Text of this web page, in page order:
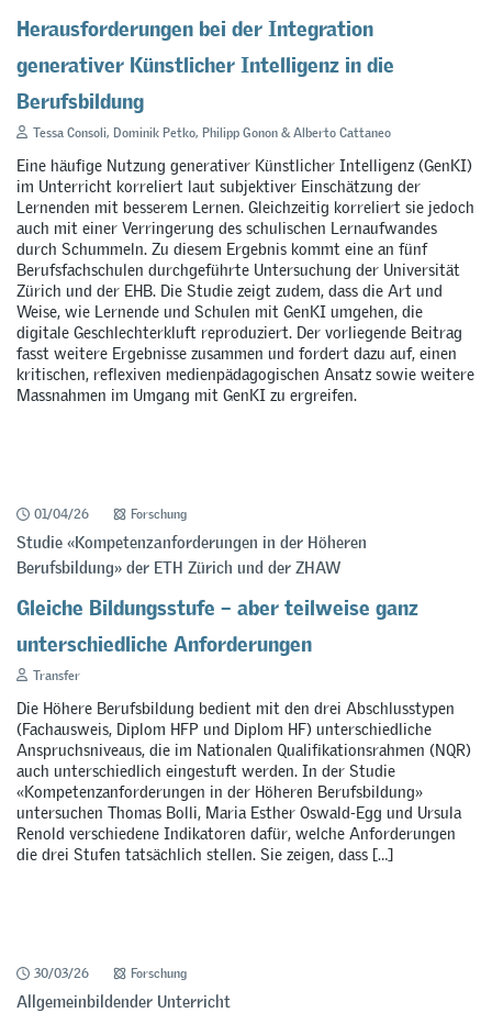
Herausforderungen bei der Integration
generativer Künstlicher Intelligenz in die
Berufsbildung
Tessa Consoli, Dominik Petko, Philipp Gonon & Alberto Cattaneo
Eine häufige Nutzung generativer Künstlicher Intelligenz (GenKI)
im Unterricht korreliert laut subjektiver Einschätzung der
Lernenden mit besserem Lernen. Gleichzeitig korreliert sie jedoch
auch mit einer Verringerung des schulischen Lernaufwandes
durch Schummeln. Zu diesem Ergebnis kommt eine an fünf
Berufsfachschulen durchgeführte Untersuchung der Universität
Zürich und der EHB. Die Studie zeigt zudem, dass die Art und
Weise, wie Lernende und Schulen mit GenKI umgehen, die
digitale Geschlechterkluft reproduziert. Der vorliegende Beitrag
fasst weitere Ergebnisse zusammen und fordert dazu auf, einen
kritischen, reflexiven medienpädagogischen Ansatz sowie weitere
Massnahmen im Umgang mit GenKI zu ergreifen.
01/04/26 Forschung
Studie «Kompetenzanforderungen in der Höheren
Berufsbildung» der ETH Zürich und der ZHAW
Gleiche Bildungsstufe – aber teilweise ganz
unterschiedliche Anforderungen
Transfer
Die Höhere Berufsbildung bedient mit den drei Abschlusstypen
(Fachausweis, Diplom HFP und Diplom HF) unterschiedliche
Anspruchsniveaus, die im Nationalen Qualifikationsrahmen (NQR)
auch unterschiedlich eingestuft werden. In der Studie
«Kompetenzanforderungen in der Höheren Berufsbildung»
untersuchen Thomas Bolli, Maria Esther Oswald-Egg und Ursula
Renold verschiedene Indikatoren dafür, welche Anforderungen
die drei Stufen tatsächlich stellen. Sie zeigen, dass […]
30/03/26 Forschung
Allgemeinbildender Unterricht